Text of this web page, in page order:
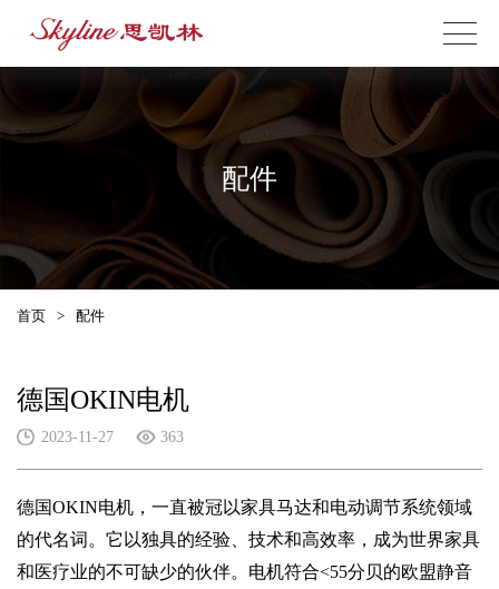
配件
首页 > 配件
德国OKIN电机
2023-11-27 363
德国OKIN电机，一直被冠以家具马达和电动调节系统领域
的代名词。它以独具的经验、技术和高效率，成为世界家具
和医疗业的不可缺少的伙伴。电机符合<55分贝的欧盟静音